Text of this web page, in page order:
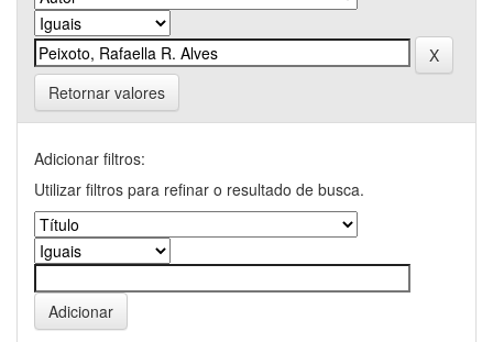
Retornar valores
Adicionar filtros:
Utilizar filtros para refinar o resultado de busca.